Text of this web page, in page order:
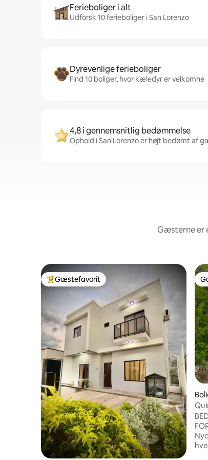
Ferieboliger i alt
Udforsk 10 ferieboliger i San Lorenzo
Dyrevenlige ferieboliger
Find 10 boliger, hvor kæledyr er velkomne
4,8 i gennemsnitlig bedømmelse
Ophold i San Lorenzo er højt bedømt af
Gæsterne er
Bedste gæstefavorit
Gæstefavorit